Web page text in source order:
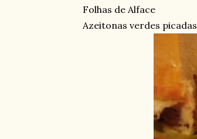
Folhas de Alface
Azeitonas verdes picadas